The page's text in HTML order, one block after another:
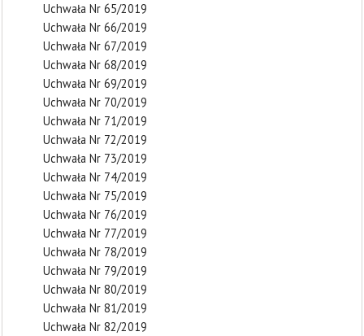
Uchwała Nr 65/2019
Uchwała Nr 66/2019
Uchwała Nr 67/2019
Uchwała Nr 68/2019
Uchwała Nr 69/2019
Uchwała Nr 70/2019
Uchwała Nr 71/2019
Uchwała Nr 72/2019
Uchwała Nr 73/2019
Uchwała Nr 74/2019
Uchwała Nr 75/2019
Uchwała Nr 76/2019
Uchwała Nr 77/2019
Uchwała Nr 78/2019
Uchwała Nr 79/2019
Uchwała Nr 80/2019
Uchwała Nr 81/2019
Uchwała Nr 82/2019